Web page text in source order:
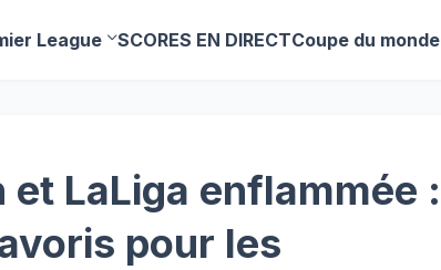
League SCORES EN DIRECTCoupe du monde
LaLiga enflammée :
pour les